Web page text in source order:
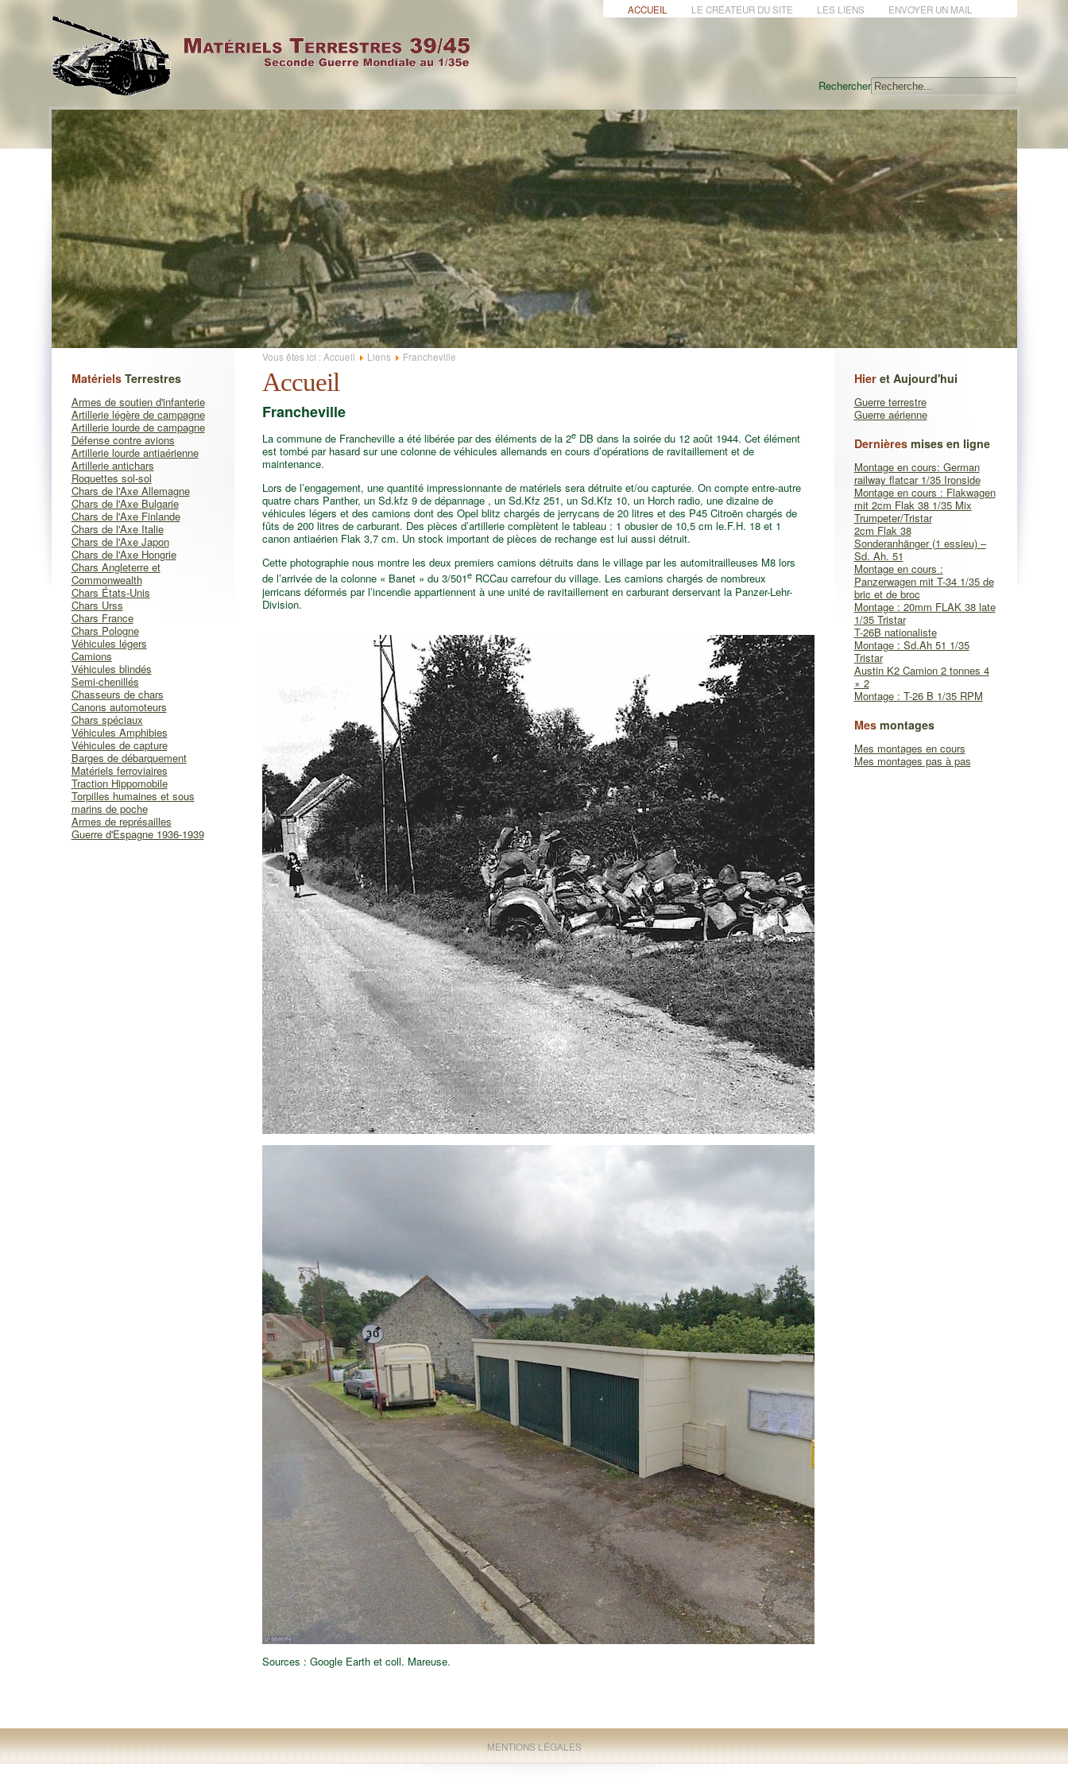
ACCUEIL LE CRÉATEUR DU SITE LES LIENS ENVOYER UN MAIL
Rechercher
MatérielsTerrestres
Armes de soutien d'infanterie
Artillerie légère de campagne
Artillerie lourde de campagne
Défense contre avions
Artillerie lourde antiaérienne
Artillerie antichars
Roquettes sol-sol
Chars de l'Axe Allemagne
Chars de l'Axe Bulgarie
Chars de l'Axe Finlande
Chars de l'Axe Italie
Chars de l'Axe Japon
Chars de l'Axe Hongrie
Chars Angleterre et
Commonwealth
Chars États-Unis
Chars Urss
Chars France
Chars Pologne
Véhicules légers
Camions
Véhicules blindés
Semi-chenillés
Chasseurs de chars
Canons automoteurs
Chars spéciaux
Véhicules Amphibies
Véhicules de capture
Barges de débarquement
Matériels ferroviaires
Traction Hippomobile
Torpilles humaines et sous
marins de poche
Armes de représailles
Guerre d'Espagne 1936-1939
Hieret Aujourd'hui
Guerre terrestre
Guerre aérienne
Dernièresmises en ligne
Montage en cours: German
railway flatcar 1/35 Ironside
Montage en cours : Flakwagen
mit 2cm Flak 38 1/35 Mix
Trumpeter/Tristar
2cm Flak 38
Sonderanhänger (1 essieu) –
Sd. Ah. 51
Montage en cours :
Panzerwagen mit T-34 1/35 de
bric et de broc
Montage : 20mm FLAK 38 late
1/35 Tristar
T-26B nationaliste
Montage : Sd.Ah 51 1/35
Tristar
Austin K2 Camion 2 tonnes 4
× 2
Montage : T-26 B 1/35 RPM
Mesmontages
Mes montages en cours
Mes montages pas à pas
Vous êtes ici : Accueil Liens Francheville
Accueil
Francheville
La commune de Francheville a été libérée par des éléments de la 2eDB dans la soirée du 12 août 1944. Cet élément
est tombé par hasard sur une colonne de véhicules allemands en cours d’opérations de ravitaillement et de
maintenance.
Lors de l’engagement, une quantité impressionnante de matériels sera détruite et/ou capturée. On compte entre-autre
quatre chars Panther, un Sd.kfz 9 de dépannage , un Sd.Kfz 251, un Sd.Kfz 10, un Horch radio, une dizaine de
véhicules légers et des camions dont des Opel blitz chargés de jerrycans de 20 litres et des P45 Citroën chargés de
fûts de 200 litres de carburant. Des pièces d’artillerie complètent le tableau : 1 obusier de 10,5 cm le.F.H. 18 et 1
canon antiaérien Flak 3,7 cm. Un stock important de pièces de rechange est lui aussi détruit.
Cette photographie nous montre les deux premiers camions détruits dans le village par les automitrailleuses M8 lors
de l’arrivée de la colonne « Banet » du 3/501eRCCau carrefour du village. Les camions chargés de nombreux
jerricans déformés par l’incendie appartiennent à une unité de ravitaillement en carburant derservant la Panzer-Lehr-
Division.
Sources : Google Earth et coll. Mareuse.
MENTIONS LÉGALES